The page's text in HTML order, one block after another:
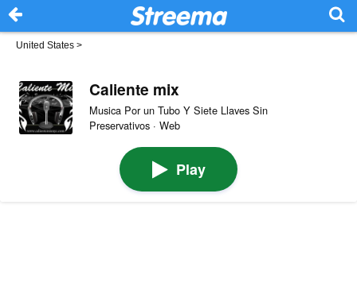
United States >
Caliente mix
Musica Por un Tubo Y Siete Llaves Sin
Preservativos · Web
Play